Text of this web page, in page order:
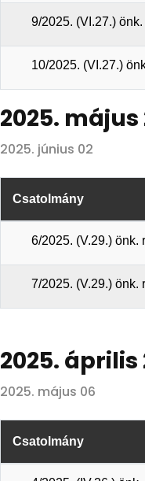
9/2025. (VI.27.)
10/2025. (VI.27.)
2025.
2025. június 02
Csatolmány
6/2025. (V.29.) önk.
7/2025. (V.29.) önk.
2025. április
2025. május 06
Csatolmány